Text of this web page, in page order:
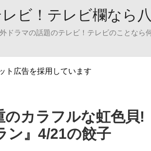
ビ！テレビ欄なら
ドラマの話題のテレビ！テレビのことなら
ト広告を採用しています
カラフルな虹色貝!
ン』4/21の餃子